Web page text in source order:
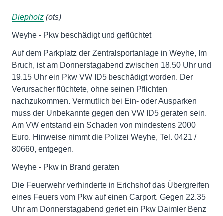
Diepholz (ots)
Weyhe - Pkw beschädigt und geflüchtet
Auf dem Parkplatz der Zentralsportanlage in Weyhe, Im
Bruch, ist am Donnerstagabend zwischen 18.50 Uhr und
19.15 Uhr ein Pkw VW ID5 beschädigt worden. Der
Verursacher flüchtete, ohne seinen Pflichten
nachzukommen. Vermutlich bei Ein- oder Ausparken
muss der Unbekannte gegen den VW ID5 geraten sein.
Am VW entstand ein Schaden von mindestens 2000
Euro. Hinweise nimmt die Polizei Weyhe, Tel. 0421 /
80660, entgegen.
Weyhe - Pkw in Brand geraten
Die Feuerwehr verhinderte in Erichshof das Übergreifen
eines Feuers vom Pkw auf einen Carport. Gegen 22.35
Uhr am Donnerstagabend geriet ein Pkw Daimler Benz